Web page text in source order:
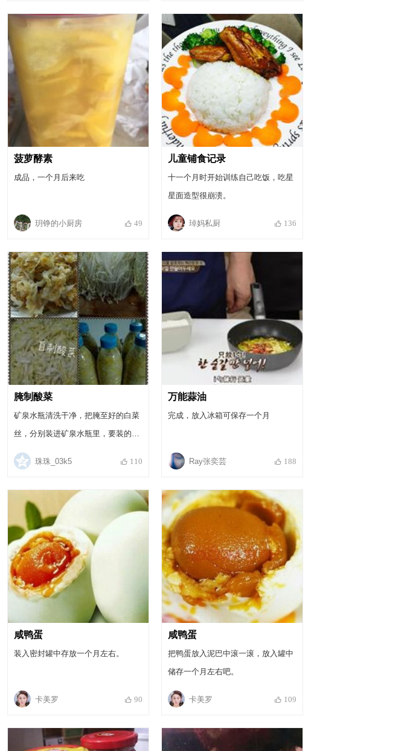
菠萝酵素
成品，一个月后来吃
玥铮的小厨房 49
儿童铺食记录
十一个月时开始训练自己吃饭，吃星
星面造型很崩溃。
琸妈私厨 136
腌制酸菜
矿泉水瓶清洗干净，把腌至好的白菜
丝，分别装进矿泉水瓶里，要装的紧
实一些，盖上瓶子盖拧紧。將装好的
瓶子外面用清水冲洗干净，放在阴凉
处发酵一个月
珠珠_03k5 110
万能蒜油
完成，放入冰箱可保存一个月
Ray张奕芸 188
咸鸭蛋
装入密封罐中存放一个月左右。
卡美罗 90
咸鸭蛋
把鸭蛋放入泥巴中滚一滚，放入罐中
储存一个月左右吧。
卡美罗 109